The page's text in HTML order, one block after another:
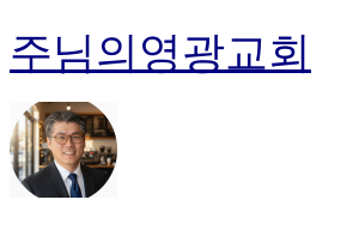
주님의영광교회